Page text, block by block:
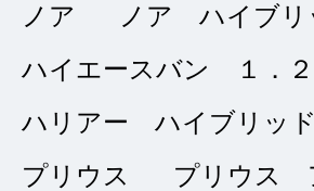
5
総合評価
ス
良い
ｋａ
ノア
ノア ハイブリ
ハイエースバン １．２
ハリアー ハイブリッド
プリウス
プリウス